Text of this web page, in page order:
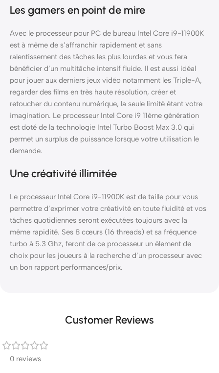
Les gamers en point de mire
Avec le processeur pour PC de bureau Intel Core i9-11900K
est à même de s’affranchir rapidement et sans
ralentissement des tâches les plus lourdes et vous fera
bénéficier d’un multitâche intensif fluide. Il est aussi idéal
pour jouer aux derniers jeux vidéo notamment les Triple-A,
regarder des films en très haute résolution, créer et
retoucher du contenu numérique, la seule limité étant votre
imagination. Le processeur Intel Core i9 11ème génération
est doté de la technologie Intel Turbo Boost Max 3.0 qui
permet un surplus de puissance lorsque votre utilisation le
demande.
Une créativité illimitée
Le processeur Intel Core i9-11900K est de taille pour vous
permettre d’exprimer votre créativité en toute fluidité et vos
tâches quotidiennes seront exécutées toujours avec la
même rapidité. Ses 8 cœurs (16 threads) et sa fréquence
turbo à 5.3 Ghz, feront de ce processeur un élement de
choix pour les joueurs à la recherche d’un processeur avec
un bon rapport performances/prix.
Customer Reviews
0 reviews